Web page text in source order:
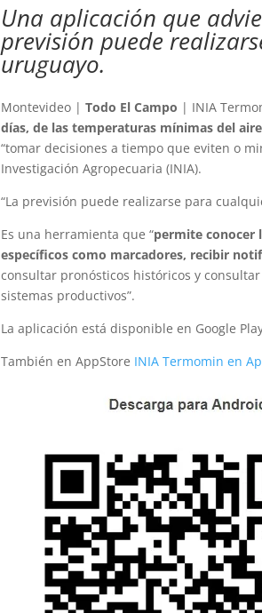
Una aplicación que
previsión puede
uruguayo.
Montevideo |Todo El Campo | INIA
días, de las temperaturas mínimas del
“tomar decisiones a tiempo que eviten o
Investigación Agropecuaria (INIA).
“La previsión puede realizarse para
Es una herramienta que “permite conocer
específicos como marcadores, recibir
consultar pronósticos históricos y
sistemas productivos”.
La aplicación está disponible en Google
También en AppStore INIA Termomin en